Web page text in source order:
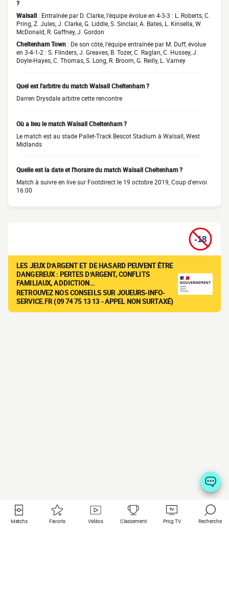
?
Walsall : Entraînée par D. Clarke, l'équipe évolue en 4-3-3 : L. Roberts, C.
Pring, Z. Jules, J. Clarke, G. Liddle, S. Sinclair, A. Bates, L. Kinsella, W.
McDonald, R. Gaffney, J. Gordon
Cheltenham Town : De son côté, l'équipe entraînée par M. Duff, évolue
en 3-4-1-2 : S. Flinders, J. Greaves, B. Tozer, C. Raglan, C. Hussey, J.
Doyle-Hayes, C. Thomas, S. Long, R. Broom, G. Reilly, L. Varney
Quel est l'arbitre du match Walsall Cheltenham ?
Darren Drysdale arbitre cette rencontre
Où a lieu le match Walsall Cheltenham ?
Le match est au stade Pallet-Track Bescot Stadium à Walsall, West
Midlands
Quelle est la date et l'horaire du match Walsall Cheltenham ?
Match à suivre en live sur Footdirect le 19 octobre 2019, Coup d'envoi
16:00
LES JEUX D'ARGENT ET DE HASARD PEUVENT ÊTRE
DANGEREUX : PERTES D'ARGENT, CONFLITS
FAMILIAUX, ADDICTION…
RETROUVEZ NOS CONSEILS SUR JOUEURS-INFO-
SERVICE.FR (09 74 75 13 13 - APPEL NON SURTAXÉ)
Matchs Favoris Vidéos Classement Prog TV Recherche